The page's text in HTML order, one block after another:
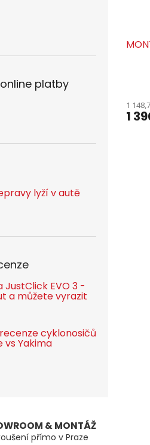
platby
lyží v autě
JustClick EVO 3 -
a můžete vyrazit
cyklonosičů
vs Yakima
1
1
& MONTÁŽ
přímo v Praze